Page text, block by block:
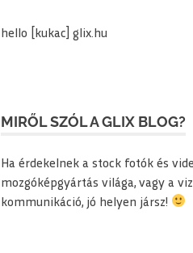
hello [kukac] glix.hu
MIRŐL SZÓL A GLIX BLOG?
Ha érdekelnek a stock fotók és
mozgóképgyártás világa, vagy a
kommunikáció, jó helyen jársz!